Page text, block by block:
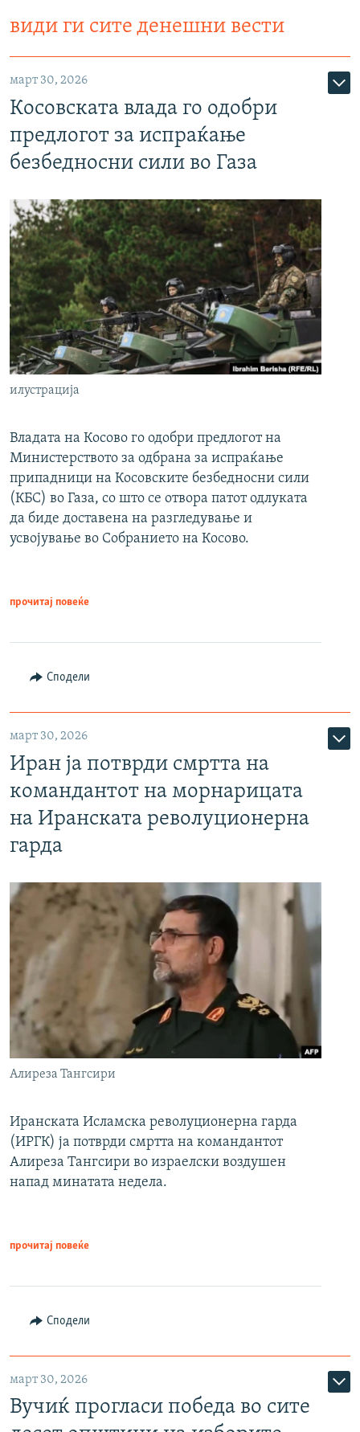
види ги сите денешни вести
март 30, 2026
Косовската влада го одобри
предлогот за испраќање
безбедносни сили во Газа
илустрација
Владата на Косово го одобри предлогот на
Министерството за одбрана за испраќање
припадници на Косовските безбедносни сили
(КБС) во Газа, со што се отвора патот одлуката
да биде доставена на разгледување и
усвојување во Собранието на Косово.
прочитај повеќе
Сподели
март 30, 2026
Иран ја потврди смртта на
командантот на морнарицата
на Иранската револуционерна
гарда
Алиреза Тангсири
Иранската Исламска револуционерна гарда
(ИРГК) ја потврди смртта на командантот
Алиреза Тангсири во израелски воздушен
напад минатата недела.
прочитај повеќе
Сподели
март 30, 2026
Вучиќ прогласи победа во сите